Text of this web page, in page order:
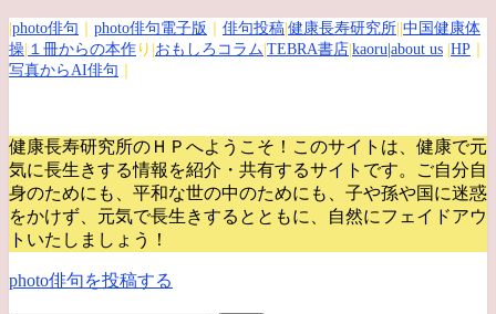
photo俳句 photo俳句電子版 俳句投稿 健康長寿研究所 中国健康体
操 １冊からの本作 り| おもしろコラム TEBRA書店 kaoru |about us HP
写真からAI俳句
健康長寿研究所のＨＰへようこそ！このサイトは、健康で元
気に長生きする情報を紹介・共有するサイトです。
ご自分自
身のためにも、平和な世の中のためにも、子や孫や国に迷惑
をかけず、元気で長生きするとともに、自然にフェイドアウ
トいたしましょう！
photo俳句を投稿する